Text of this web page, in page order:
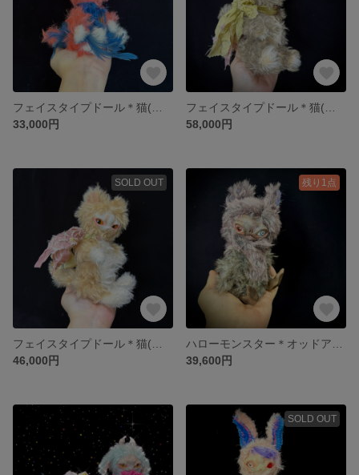
33,000円
58,000円
SOLD OUT
46,000円
残り1点
39,600円
SOLD OUT